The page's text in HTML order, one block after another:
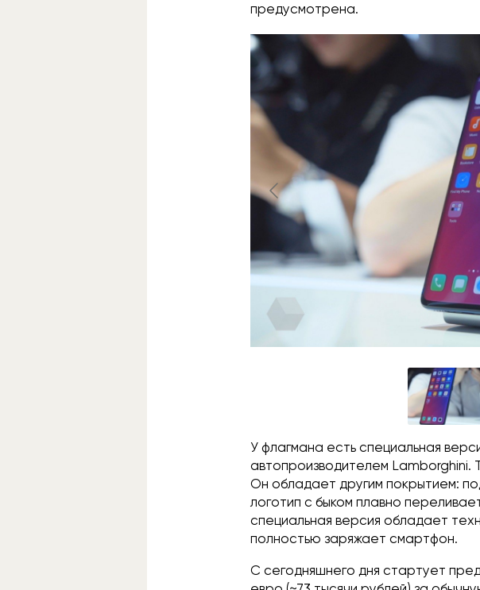
предусмотрена.
У флагмана есть специальная
автопроизводителем Lamborghini.
Он обладает другим покрытием:
логотип с быком плавно
специальная версия обладает
полностью заряжает смартфон.
С сегодняшнего дня стартует